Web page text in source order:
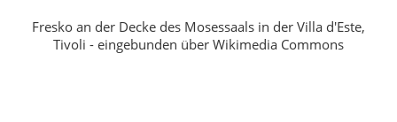
Fresko an der Decke des Mosessaals in der Villa d'Este,
Tivoli - eingebunden über Wikimedia Commons